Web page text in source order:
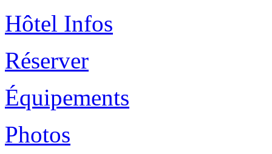
Hôtel Infos
Réserver
Équipements
Photos